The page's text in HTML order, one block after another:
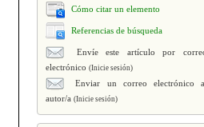
Cómo citar un elemento
Referencias de búsqueda
Envíe este artículo por
electrónico(Inicie sesión)
Enviar un correo electrónico
autor/a(Inicie sesión)